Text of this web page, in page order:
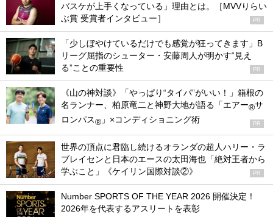
バスケが上手くなっている」理由とは。［MVVりらい
ぶ賞 受賞者インタビュー］
PR
「少しぼやけているだけでも感覚が狂ってきます」B
リーグ屈指のシューター・安藤周人が明かす“見え
る”ことの重要性
PR
《山の神対談》「やっぱり“タイパ”がいい！」箱根の
名ランナー、柏原竜二と神野大地が語る「エアー®サ
ロンパス® 」×コンディショニング術 PR
世界の頂点に君臨し続けるオランダの超人ハリー・ラ
ブレイセンと日本のエースの太田海也「絶対王者から
学ぶこと」《ケイリン国際対談②》
PR
Number SPORTS OF THE YEAR 2026 開催決定！
2026年を代表するアスリートを表彰